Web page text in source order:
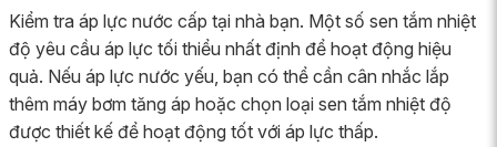
Kiểm tra áp lực nước cấp tại nhà bạn. Một số sen tắm nhiệt
độ yêu cầu áp lực tối thiểu nhất định để hoạt động hiệu
quả. Nếu áp lực nước yếu, bạn có thể cần cân nhắc lắp
thêm máy bơm tăng áp hoặc chọn loại sen tắm nhiệt độ
được thiết kế để hoạt động tốt với áp lực thấp.